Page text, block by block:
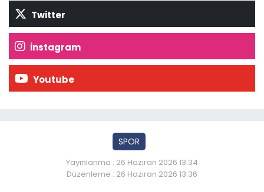
Twitter
İnstagram
Youtube
SPOR
Yayınlanma : 26 Haziran 2026 13:34
Düzenleme : 26 Haziran 2026 13:36